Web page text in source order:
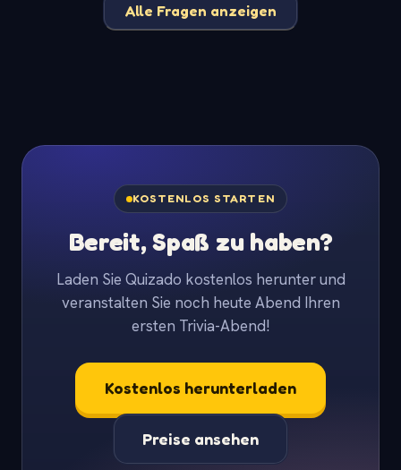
Alle Fragen anzeigen
KOSTENLOS STARTEN
Bereit, Spaß zu haben?
Laden Sie Quizado kostenlos herunter und
veranstalten Sie noch heute Abend Ihren
ersten Trivia-Abend!
Kostenlos herunterladen
Preise ansehen